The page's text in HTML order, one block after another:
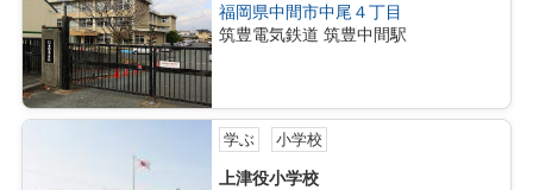
福岡県中間市中尾４丁目
筑豊電気鉄道 筑豊中間駅
学ぶ 小学校
上津役小学校